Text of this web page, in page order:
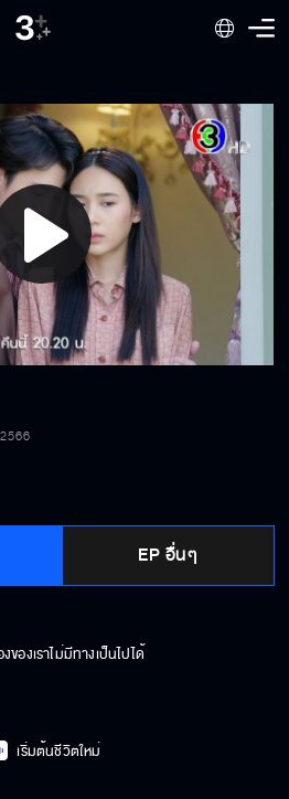
EP อื่นๆ
ในท้องคือลูกของเราใช่ไหม
กำลังเข้าใจผิด
ม่อยากเป็นเมียน้อยใคร
งของเราไม่มีทางเป็นไปได้
เริ่มต้นชีวิตใหม่